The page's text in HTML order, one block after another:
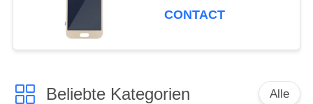
ODM
CONTACT
Beliebte Kategorien Alle